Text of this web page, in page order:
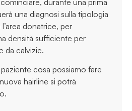
durante una prima
una diagnosi sulla tipologia
donatrice, per
densità sufficiente per
da calvizie.
cosa possiamo fare
hairline si potrà